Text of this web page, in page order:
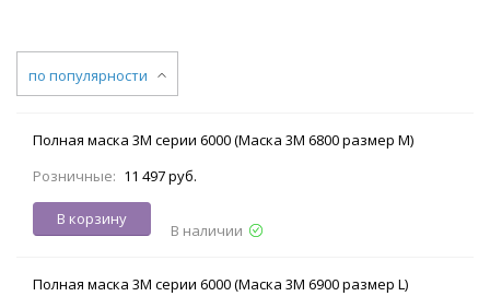
по популярности
Полная маска 3М серии 6000 (Маска 3М 6800 размер М)
Розничные: 11 497 руб.
В корзину
В наличии
Полная маска 3М серии 6000 (Маска 3М 6900 размер L)